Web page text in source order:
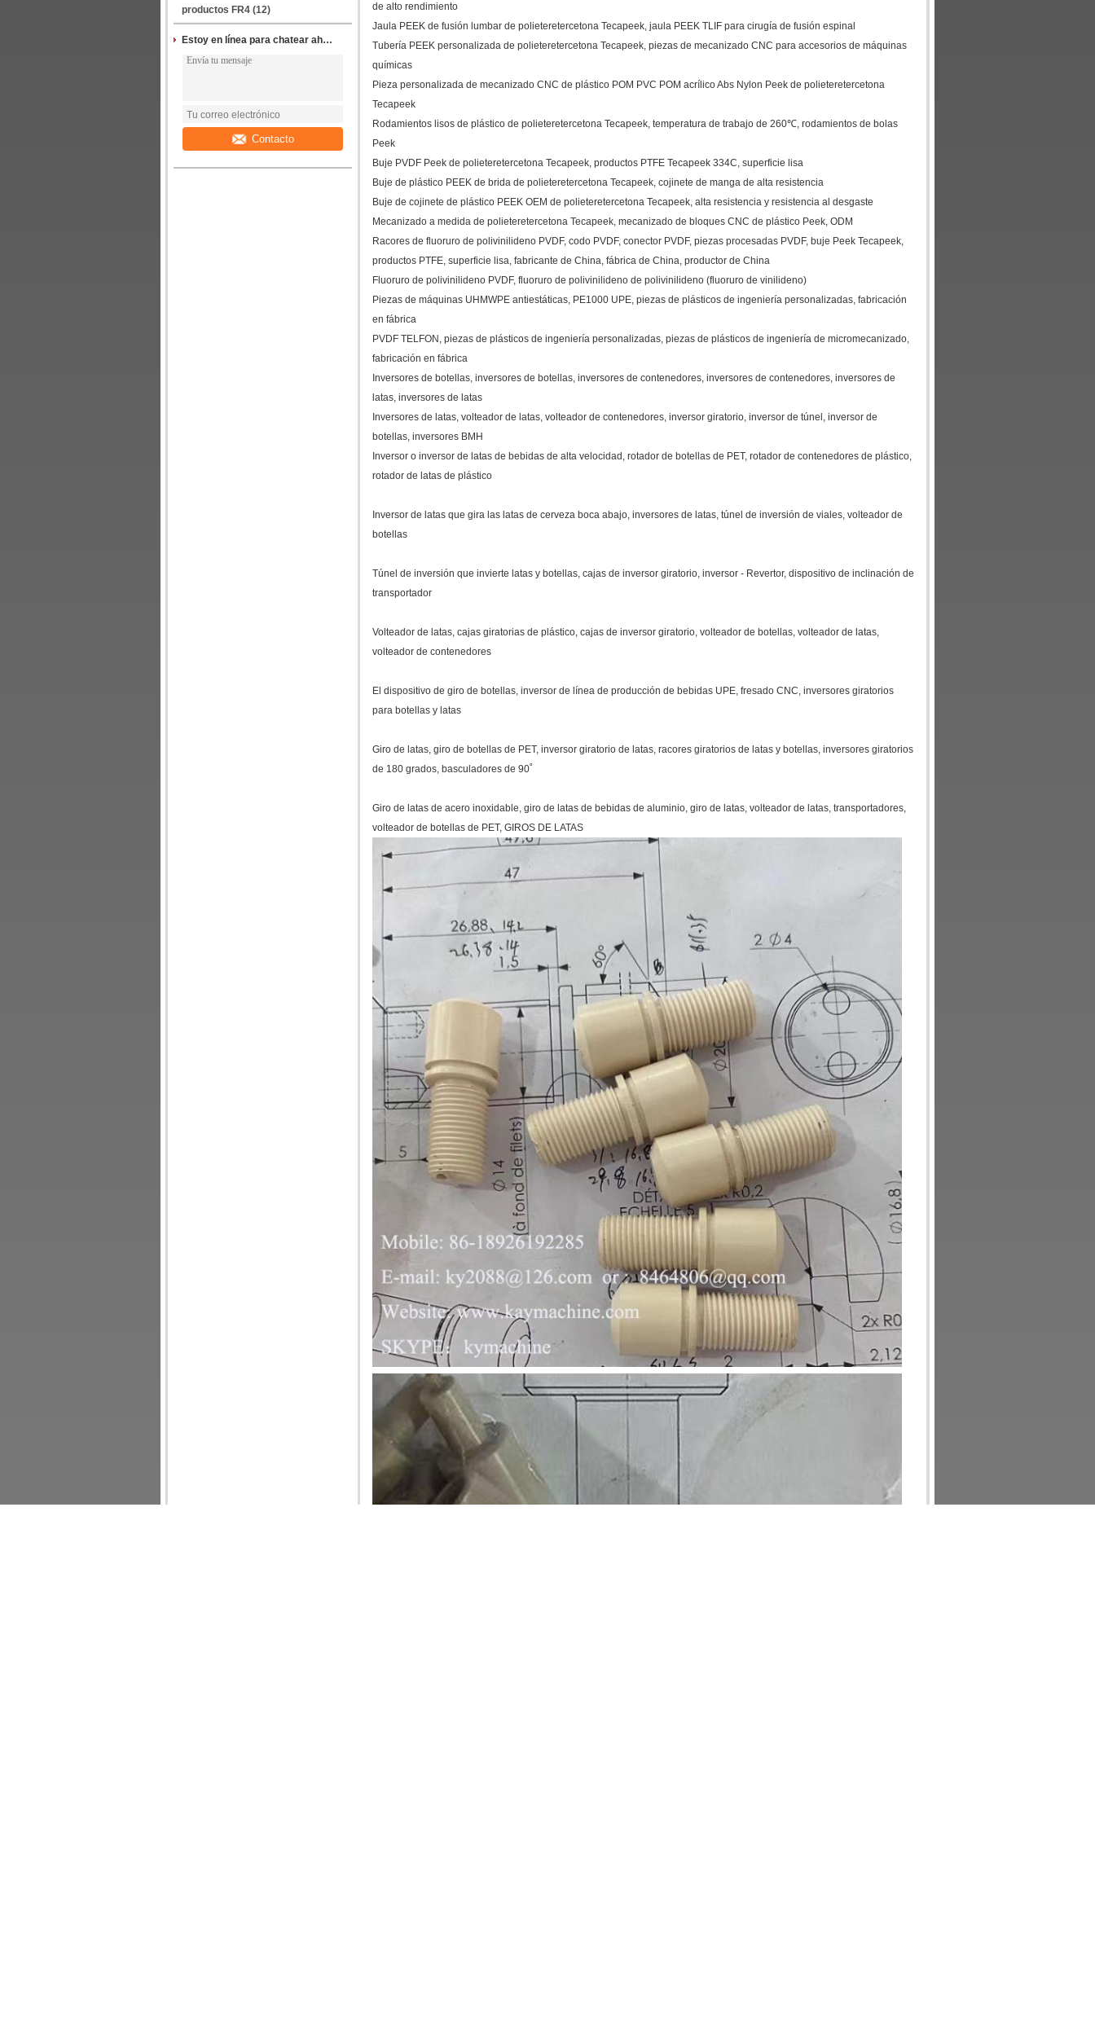
productos FR4 (12)
Estoy en línea para chatear ahora
Contacto
de alto rendimiento
Jaula PEEK de fusión lumbar de polieteretercetona Tecapeek, jaula PEEK TLIF para cirugía de fusión espinal
Tubería PEEK personalizada de polieteretercetona Tecapeek, piezas de mecanizado CNC para accesorios de máquinas
químicas
Pieza personalizada de mecanizado CNC de plástico POM PVC POM acrílico Abs Nylon Peek de polieteretercetona
Tecapeek
Rodamientos lisos de plástico de polieteretercetona Tecapeek, temperatura de trabajo de 260℃, rodamientos de bolas
Peek
Buje PVDF Peek de polieteretercetona Tecapeek, productos PTFE Tecapeek 334C, superficie lisa
Buje de plástico PEEK de brida de polieteretercetona Tecapeek, cojinete de manga de alta resistencia
Buje de cojinete de plástico PEEK OEM de polieteretercetona Tecapeek, alta resistencia y resistencia al desgaste
Mecanizado a medida de polieteretercetona Tecapeek, mecanizado de bloques CNC de plástico Peek, ODM
Racores de fluoruro de polivinilideno PVDF, codo PVDF, conector PVDF, piezas procesadas PVDF, buje Peek Tecapeek,
productos PTFE, superficie lisa, fabricante de China, fábrica de China, productor de China
Fluoruro de polivinilideno PVDF, fluoruro de polivinilideno de polivinilideno (fluoruro de vinilideno)
Piezas de máquinas UHMWPE antiestáticas, PE1000 UPE, piezas de plásticos de ingeniería personalizadas, fabricación
en fábrica
PVDF TELFON, piezas de plásticos de ingeniería personalizadas, piezas de plásticos de ingeniería de micromecanizado,
fabricación en fábrica
Inversores de botellas, inversores de botellas, inversores de contenedores, inversores de contenedores, inversores de
latas, inversores de latas
Inversores de latas, volteador de latas, volteador de contenedores, inversor giratorio, inversor de túnel, inversor de
botellas, inversores BMH
Inversor o inversor de latas de bebidas de alta velocidad, rotador de botellas de PET, rotador de contenedores de plástico,
rotador de latas de plástico
Inversor de latas que gira las latas de cerveza boca abajo, inversores de latas, túnel de inversión de viales, volteador de
botellas
Túnel de inversión que invierte latas y botellas, cajas de inversor giratorio, inversor - Revertor, dispositivo de inclinación de
transportador
Volteador de latas, cajas giratorias de plástico, cajas de inversor giratorio, volteador de botellas, volteador de latas,
volteador de contenedores
El dispositivo de giro de botellas, inversor de línea de producción de bebidas UPE, fresado CNC, inversores giratorios
para botellas y latas
Giro de latas, giro de botellas de PET, inversor giratorio de latas, racores giratorios de latas y botellas, inversores giratorios
de 180 grados, basculadores de 90˚
Giro de latas de acero inoxidable, giro de latas de bebidas de aluminio, giro de latas, volteador de latas, transportadores,
volteador de botellas de PET, GIROS DE LATAS